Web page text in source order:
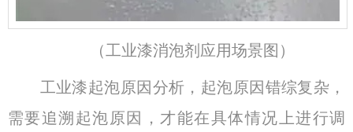
（工业漆消泡剂应用场景图）
工业漆起泡原因分析，起泡原因错综复杂，
需要追溯起泡原因，才能在具体情况上进行调